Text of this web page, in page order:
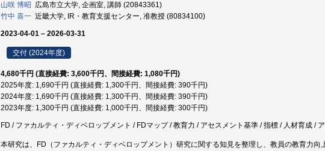
山咲 博昭 広島市立大学, 企画室, 講師 (20843361)
竹中 喜一 近畿大学, IR・教育支援センター, 准教授 (80834100)
2023-04-01 – 2026-03-31
交付 (2024年度)
4,680千円 (直接経費: 3,600千円、間接経費: 1,080千円)
2025年度: 1,690千円 (直接経費: 1,300千円、間接経費: 390千円)
2024年度: 1,690千円 (直接経費: 1,300千円、間接経費: 390千円)
2023年度: 1,300千円 (直接経費: 1,000千円、間接経費: 300千円)
FD / ファカルティ・ディベロップメント / FDマップ / 教育力 / アセスメント基準 / 指標 / 人材育成 /
本研究は、FD（ファカルティ・ディベロップメント）研究に関する知見を整理し、教員の教育力